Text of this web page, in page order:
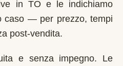
in TO e le indichiamo
caso — per prezzo, tempi
post-vendita.
e senza impegno. Le